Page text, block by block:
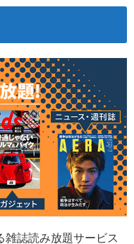
誌読み放題サービス